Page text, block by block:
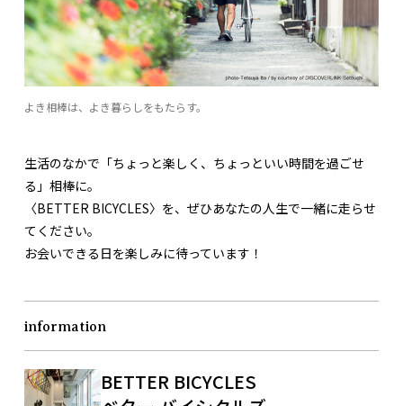
よき相棒は、よき暮らしをもたらす。
生活のなかで「ちょっと楽しく、ちょっといい時間を過ごせ
る」相棒に。
〈BETTER BICYCLES〉を、ぜひあなたの人生で一緒に走らせ
てください。
お会いできる日を楽しみに待っています！
information
BETTER BICYCLES